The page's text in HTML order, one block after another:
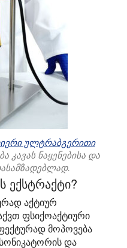
ულტრაბგერითი
კავას ნაყენებისა და
აქტიურ
ფსიქოაქტიური
მოპოვება
და